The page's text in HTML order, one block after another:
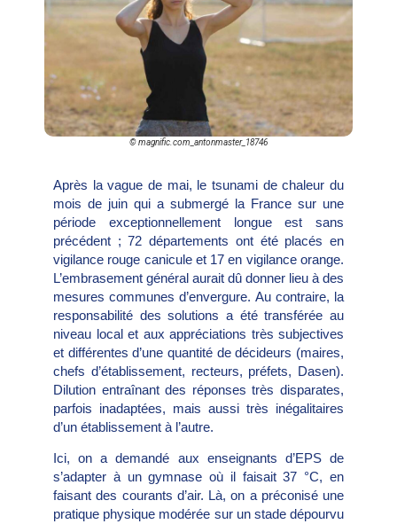
© magnific.com_antonmaster_18746
Après la vague de mai, le tsunami de chaleur du
mois de juin qui a submergé la France sur une
période exceptionnellement longue est sans
précédent ; 72 départements ont été placés en
vigilance rouge canicule et 17 en vigilance orange.
L’embrasement général aurait dû donner lieu à des
mesures communes d’envergure. Au contraire, la
responsabilité des solutions a été transférée au
niveau local et aux appréciations très subjectives
et différentes d’une quantité de décideurs (maires,
chefs d’établissement, recteurs, préfets, Dasen).
Dilution entraînant des réponses très disparates,
parfois inadaptées, mais aussi très inégalitaires
d’un établissement à l’autre.
Ici, on a demandé aux enseignants d’EPS de
s’adapter à un gymnase où il faisait 37 °C, en
faisant des courants d’air. Là, on a préconisé une
pratique physique modérée sur un stade dépourvu